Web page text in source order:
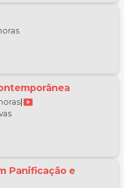
smart_display
Panificação e